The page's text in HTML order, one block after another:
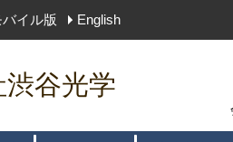
バイル版 English
谷光学